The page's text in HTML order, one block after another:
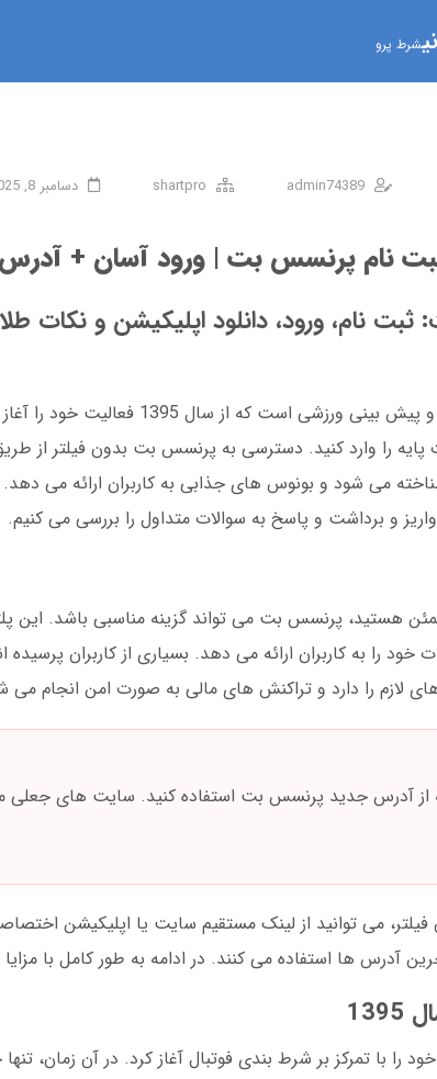
شرط پرو
admin74389
shartpro دسامبر 8, 2025
نام پرنسس بت | ورود آسان +
نام، ورود، دانلود اپلیکیشن و نکات
پرنسس بت یک سایت شرط بندی و پیش
پایه را وارد کنید. دسترسی به پرنسس بت بدون فیلتر از
می شود و بونوس های جذابی به کاربران ارائه می دهد.
و برداشت و پاسخ به سوالات متداول را بررسی می کنیم.
هستید، پرنسس بت می تواند گزینه مناسبی باشد. این
خود را به کاربران ارائه می دهد. بسیاری از کاربران
لازم را دارد و تراکنش های مالی به صورت امن انجام می
از آدرس جدید پرنسس بت استفاده کنید. سایت های جعلی
می توانید از لینک مستقیم سایت یا اپلیکیشن اختصاصی
آدرس ها استفاده می کنند. در ادامه به طور کامل با
سال 1395 فعالیت خود را با تمرکز بر شرط بندی فوتبال آغاز کرد. در